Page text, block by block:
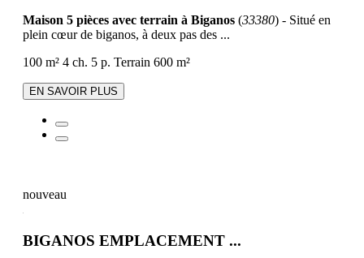
Maison 5 pièces avec terrain à Biganos (33380) - Situé en
plein cœur de biganos, à deux pas des ...
100 m² 4 ch. 5 p. Terrain 600 m²
EN SAVOIR PLUS
nouveau
BIGANOS EMPLACEMENT ...